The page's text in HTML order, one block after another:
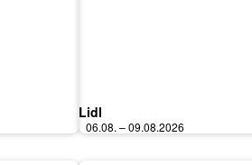
Lidl
06.08. – 09.08.2026